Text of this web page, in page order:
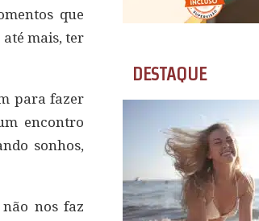
que
mais, ter
para fazer
encontro
sonhos,
nos faz
DESTAQUE